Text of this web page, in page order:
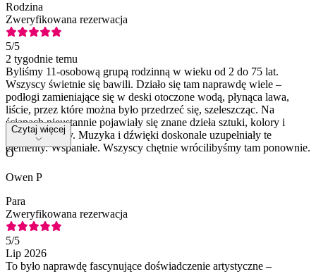
Rodzina
Zweryfikowana rezerwacja
5/5
2 tygodnie temu
Byliśmy 11-osobową grupą rodzinną w wieku od 2 do 75 lat.
Wszyscy świetnie się bawili. Działo się tam naprawdę wiele –
podłogi zamieniające się w deski otoczone wodą, płynąca lawa,
liście, przez które można było przedrzeć się, szeleszcząc. Na
ścianach nieustannie pojawiały się znane dzieła sztuki, kolory i
motywy natury. Muzyka i dźwięki doskonale uzupełniały te
elementy. Wspaniałe. Wszyscy chętnie wrócilibyśmy tam ponownie.
Czytaj więcej
O
Owen P
Para
Zweryfikowana rezerwacja
5/5
Lip 2026
To było naprawdę fascynujące doświadczenie artystyczne –